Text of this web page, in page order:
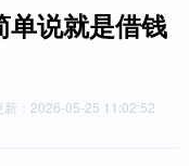
单说就是借钱
新：2026-05-25 11:02:52